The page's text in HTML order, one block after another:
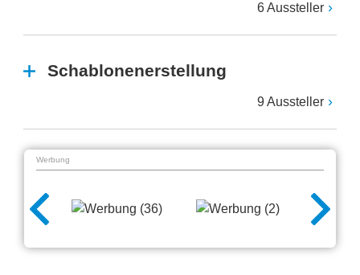
6 Aussteller
Schablonenerstellung
9 Aussteller
Werbung